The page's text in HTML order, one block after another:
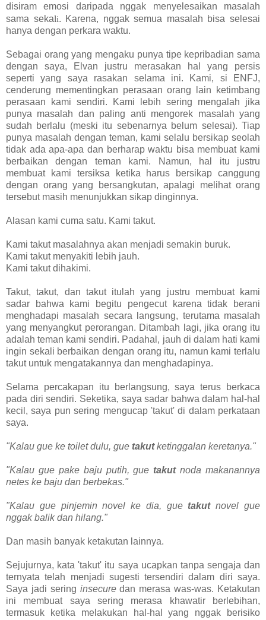
disiram emosi daripada nggak menyelesaikan masalah
sama sekali. Karena, nggak semua masalah bisa selesai
hanya dengan perkara waktu.
Sebagai orang yang mengaku punya tipe kepribadian sama
dengan saya, Elvan justru merasakan hal yang persis
seperti yang saya rasakan selama ini. Kami, si ENFJ,
cenderung mementingkan perasaan orang lain ketimbang
perasaan kami sendiri. Kami lebih sering mengalah jika
punya masalah dan paling anti mengorek masalah yang
sudah berlalu (meski itu sebenarnya belum selesai). Tiap
punya masalah dengan teman, kami selalu bersikap seolah
tidak ada apa-apa dan berharap waktu bisa membuat kami
berbaikan dengan teman kami. Namun, hal itu justru
membuat kami tersiksa ketika harus bersikap canggung
dengan orang yang bersangkutan, apalagi melihat orang
tersebut masih menunjukkan sikap dinginnya.
Alasan kami cuma satu. Kami takut.
Kami takut masalahnya akan menjadi semakin buruk.
Kami takut menyakiti lebih jauh.
Kami takut dihakimi.
Takut, takut, dan takut itulah yang justru membuat kami
sadar bahwa kami begitu pengecut karena tidak berani
menghadapi masalah secara langsung, terutama masalah
yang menyangkut perorangan. Ditambah lagi, jika orang itu
adalah teman kami sendiri. Padahal, jauh di dalam hati kami
ingin sekali berbaikan dengan orang itu, namun kami terlalu
takut untuk mengatakannya dan menghadapinya.
Selama percakapan itu berlangsung, saya terus berkaca
pada diri sendiri. Seketika, saya sadar bahwa dalam hal-hal
kecil, saya pun sering mengucap 'takut' di dalam perkataan
saya.
"Kalau gue ke toilet dulu, gue takutketinggalan keretanya."
"Kalau gue pake baju putih, gue takutnoda makanannya
netes ke baju dan berbekas."
"Kalau gue pinjemin novel ke dia, gue takutnovel gue
nggak balik dan hilang."
Dan masih banyak ketakutan lainnya.
Sejujurnya, kata 'takut' itu saya ucapkan tanpa sengaja dan
ternyata telah menjadi sugesti tersendiri dalam diri saya.
Saya jadi sering insecuredan merasa was-was. Ketakutan
ini membuat saya sering merasa khawatir berlebihan,
termasuk ketika melakukan hal-hal yang nggak berisiko